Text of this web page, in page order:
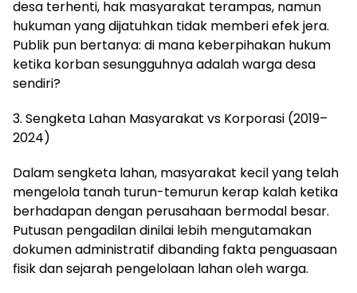
desa terhenti, hak masyarakat terampas, namun
hukuman yang dijatuhkan tidak memberi efek jera.
Publik pun bertanya: di mana keberpihakan hukum
ketika korban sesungguhnya adalah warga desa
sendiri?
3. Sengketa Lahan Masyarakat vs Korporasi (2019–
2024)
Dalam sengketa lahan, masyarakat kecil yang telah
mengelola tanah turun-temurun kerap kalah ketika
berhadapan dengan perusahaan bermodal besar.
Putusan pengadilan dinilai lebih mengutamakan
dokumen administratif dibanding fakta penguasaan
fisik dan sejarah pengelolaan lahan oleh warga.